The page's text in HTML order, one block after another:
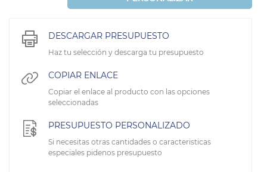
DESCARGAR PRESUPUESTO
Haz tu selección y descarga tu presupuesto
COPIAR ENLACE
Copiar el enlace al producto con las opciones
seleccionadas
PRESUPUESTO PERSONALIZADO
Si necesitas otras cantidades o caracteristicas
especiales pidenos presupuesto